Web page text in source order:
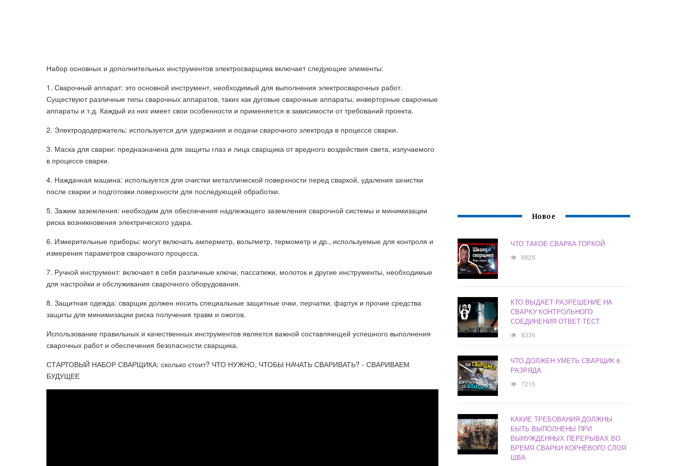
Набор основных и дополнительных инструментов электросварщика включает следующие элементы:
1. Сварочный аппарат: это основной инструмент, необходимый для выполнения электросварочных работ.
Существуют различные типы сварочных аппаратов, таких как дуговые сварочные аппараты, инверторные сварочные
аппараты и т.д. Каждый из них имеет свои особенности и применяется в зависимости от требований проекта.
2. Электрододержатель: используется для удержания и подачи сварочного электрода в процессе сварки.
3. Маска для сварки: предназначена для защиты глаз и лица сварщика от вредного воздействия света, излучаемого
в процессе сварки.
4. Наждачная машина: используется для очистки металлической поверхности перед сваркой, удаления зачистки
после сварки и подготовки поверхности для последующей обработки.
5. Зажим заземления: необходим для обеспечения надлежащего заземления сварочной системы и минимизации
риска возникновения электрического удара.
6. Измерительные приборы: могут включать амперметр, вольтметр, термометр и др., используемые для контроля и
измерения параметров сварочного процесса.
7. Ручной инструмент: включает в себя различные ключи, пассатижи, молоток и другие инструменты, необходимые
для настройки и обслуживания сварочного оборудования.
8. Защитная одежда: сварщик должен носить специальные защитные очки, перчатки, фартук и прочие средства
защиты для минимизации риска получения травм и ожогов.
Использование правильных и качественных инструментов является важной составляющей успешного выполнения
сварочных работ и обеспечения безопасности сварщика.
СТАРТОВЫЙ НАБОР СВАРЩИКА: сколько стоит? ЧТО НУЖНО, ЧТОБЫ НАЧАТЬ СВАРИВАТЬ? - СВАРИВАЕМ
БУДУЩЕЕ
Новое
ЧТО ТАКОЕ СВАРКА ГОРКОЙ
9829
КТО ВЫДАЕТ РАЗРЕШЕНИЕ НА
СВАРКУ КОНТРОЛЬНОГО
СОЕДИНЕНИЯ ОТВЕТ ТЕСТ
8336
ЧТО ДОЛЖЕН УМЕТЬ СВАРЩИК 6
РАЗРЯДА
7215
КАКИЕ ТРЕБОВАНИЯ ДОЛЖНЫ
БЫТЬ ВЫПОЛНЕНЫ ПРИ
ВЫНУЖДЕННЫХ ПЕРЕРЫВАХ ВО
ВРЕМЯ СВАРКИ КОРНЕВОГО СЛОЯ
ШВА